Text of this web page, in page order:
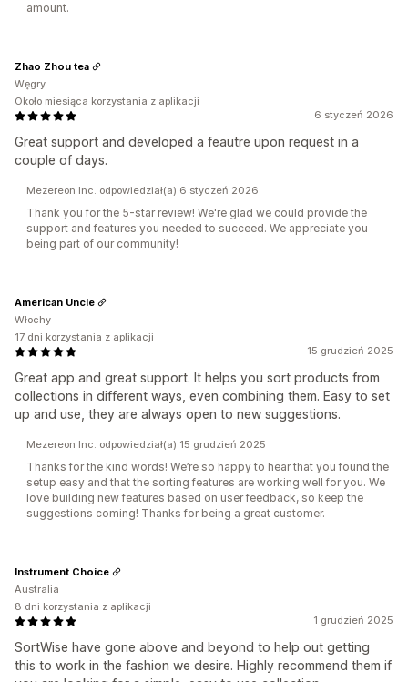
amount.
6 styczeń 2026
Great support and developed a feautre upon request in a
couple of days.
Zhao Zhou tea
Węgry
Około miesiąca korzystania z aplikacji
Mezereon Inc. odpowiedział(a) 6 styczeń 2026
Thank you for the 5-star review! We're glad we could provide the
support and features you needed to succeed. We appreciate you
being part of our community!
15 grudzień 2025
Great app and great support. It helps you sort products from
collections in different ways, even combining them. Easy to set
up and use, they are always open to new suggestions.
American Uncle
Włochy
17 dni korzystania z aplikacji
Mezereon Inc. odpowiedział(a) 15 grudzień 2025
Thanks for the kind words! We’re so happy to hear that you found the
setup easy and that the sorting features are working well for you. We
love building new features based on user feedback, so keep the
suggestions coming! Thanks for being a great customer.
1 grudzień 2025
SortWise have gone above and beyond to help out getting
this to work in the fashion we desire. Highly recommend them if
Instrument Choice
Australia
8 dni korzystania z aplikacji